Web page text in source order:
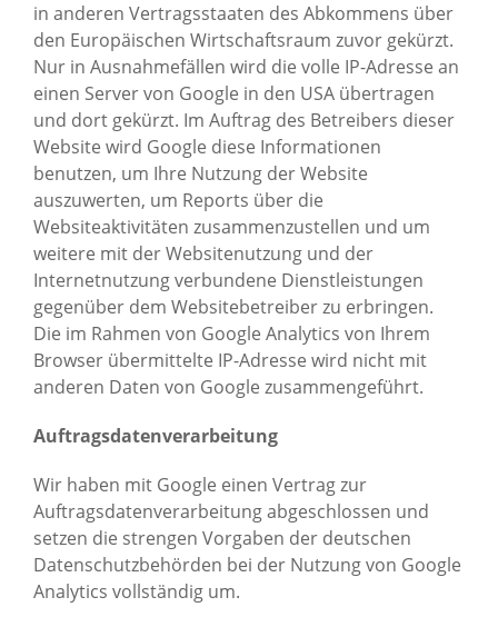
in anderen Vertragsstaaten des Abkommens über
den Europäischen Wirtschaftsraum zuvor gekürzt.
Nur in Ausnahmefällen wird die volle IP-Adresse an
einen Server von Google in den USA übertragen
und dort gekürzt. Im Auftrag des Betreibers dieser
Website wird Google diese Informationen
benutzen, um Ihre Nutzung der Website
auszuwerten, um Reports über die
Websiteaktivitäten zusammenzustellen und um
weitere mit der Websitenutzung und der
Internetnutzung verbundene Dienstleistungen
gegenüber dem Websitebetreiber zu erbringen.
Die im Rahmen von Google Analytics von Ihrem
Browser übermittelte IP-Adresse wird nicht mit
anderen Daten von Google zusammengeführt.
Auftragsdatenverarbeitung
Wir haben mit Google einen Vertrag zur
Auftragsdatenverarbeitung abgeschlossen und
setzen die strengen Vorgaben der deutschen
Datenschutzbehörden bei der Nutzung von Google
Analytics vollständig um.